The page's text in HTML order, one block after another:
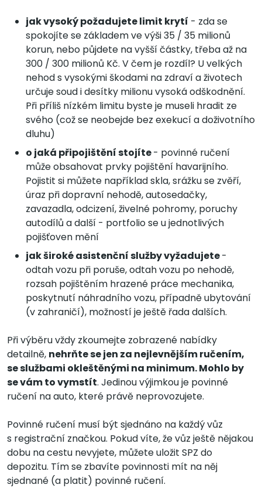
jak vysoký požadujete limit krytí - zda se
spokojíte se základem ve výši 35 / 35 milionů
korun, nebo půjdete na vyšší částky, třeba až na
300 / 300 milionů Kč. V čem je rozdíl? U velkých
nehod s vysokými škodami na zdraví a životech
určuje soud i desítky milionu vysoká odškodnění.
Při příliš nízkém limitu byste je museli hradit ze
svého (což se neobejde bez exekucí a doživotního
dluhu)
o jaká připojištění stojíte- povinné ručení
může obsahovat prvky pojištění havarijního.
Pojistit si můžete například skla, srážku se zvěří,
úraz při dopravní nehodě, autosedačky,
zavazadla, odcizení, živelné pohromy, poruchy
autodílů a další - portfolio se u jednotlivých
pojišťoven mění
jak široké asistenční služby vyžadujete-
odtah vozu při poruše, odtah vozu po nehodě,
rozsah pojištěním hrazené práce mechanika,
poskytnutí náhradního vozu, případně ubytování
(v zahraničí), možností je ještě řada dalších.
Při výběru vždy zkoumejte zobrazené nabídky
detailně, nehrňte se jen za nejlevnějším ručením,
se službami okleštěnými na minimum. Mohlo by
se vám to vymstít. Jedinou výjimkou je povinné
ručení na auto, které právě neprovozujete.
Povinné ručení musí být sjednáno na každý vůz
s registrační značkou. Pokud víte, že vůz ještě nějakou
dobu na cestu nevyjete, můžete uložit SPZ do
depozitu. Tím se zbavíte povinnosti mít na něj
sjednané (a platit) povinné ručení.